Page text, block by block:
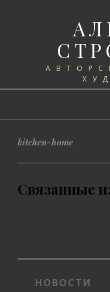
kitchen-home
Связанные
НОВОСТИ